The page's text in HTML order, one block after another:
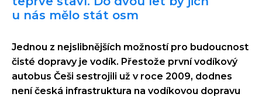
u nás mělo stát osm
Jednou z nejslibnějších možností pro budoucnost
čisté dopravy je vodík. Přestože první vodíkový
autobus Češi sestrojili už v roce 2009, dodnes
není česká infrastruktura na vodíkovou dopravu